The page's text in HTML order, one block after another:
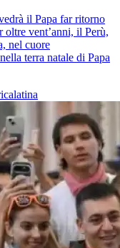
il Papa far ritorno
oltre vent’anni, il Perù,
nel cuore
terra natale di Papa